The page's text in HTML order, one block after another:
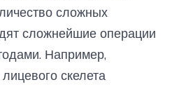
сложных
сложнейшие операции
Например,
скелета